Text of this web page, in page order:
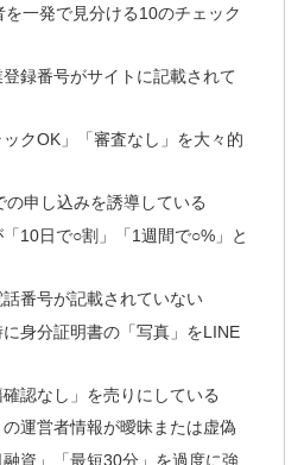
一発で見分ける10のチェック
録番号がサイトに記載されて
クOK」「審査なし」を大々的
申し込みを誘導している
10日で○割」「1週間で○%」と
番号が記載されていない
身分証明書の「写真」をLINE
認なし」を売りにしている
運営者情報が曖昧または虚偽
資」「最短30分」を過度に強